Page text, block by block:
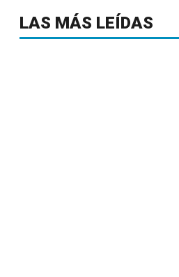
LAS MÁS LEÍDAS